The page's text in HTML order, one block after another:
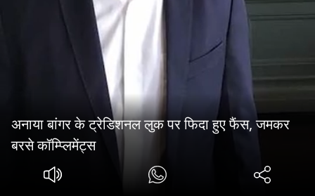
अनाया बांगर के ट्रेडिशनल लुक पर फिदा हुए फैंस, जमकर
बरसे कॉम्प्लिमेंट्स